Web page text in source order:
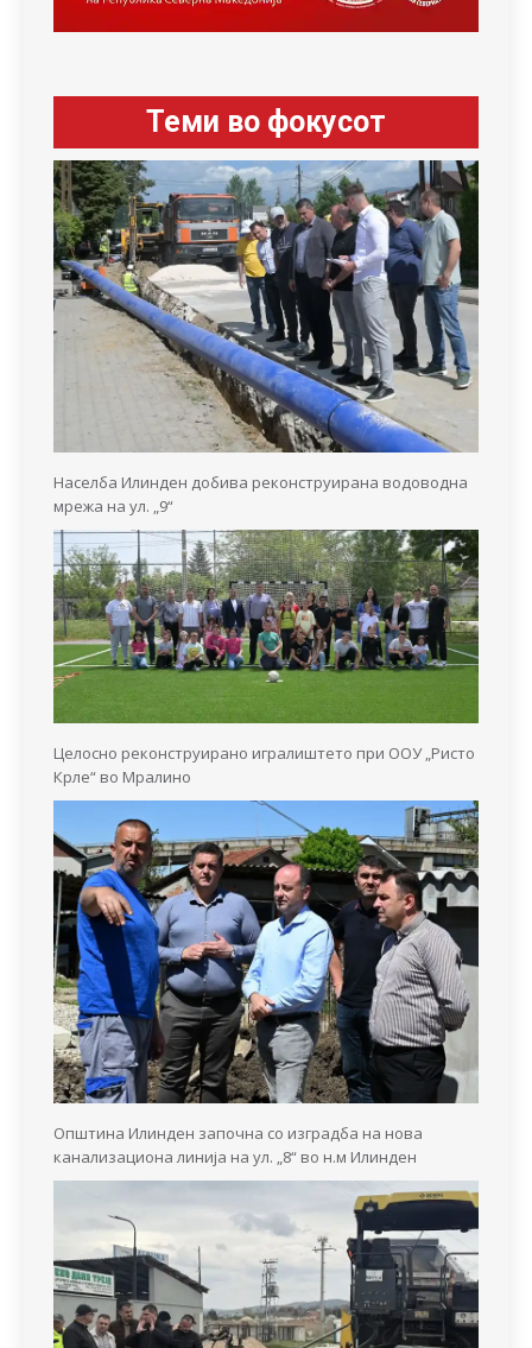
Теми во фокусот
Населба Илинден добива реконструирана водоводна
мрежа на ул. „9“
Целосно реконструирано игралиштето при ООУ „Ристо
Крле“ во Мралино
Општина Илинден започна со изградба на нова
канализациона линија на ул. „8“ во н.м Илинден